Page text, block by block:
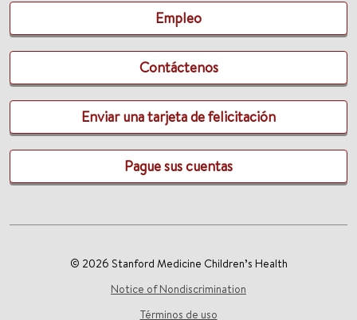
Empleo
Contáctenos
Enviar una tarjeta de felicitación
Pague sus cuentas
© 2026 Stanford Medicine Children’s Health
Notice of Nondiscrimination
Términos de uso